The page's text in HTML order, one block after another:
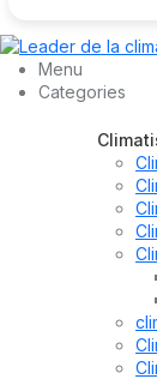
Menu
Categories